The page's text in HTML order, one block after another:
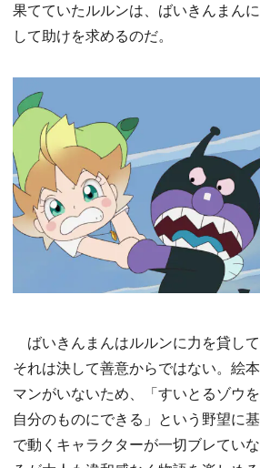
果てていたルルンは、ばいきんまん
して助けを求めるのだ。
ばいきんまんはルルンに力を貸して
それは決して善意からではない。絵
マンがいないため、「すいとるゾウ
自分のものにできる」という野望に
で動くキャラクターが一切ブレてい